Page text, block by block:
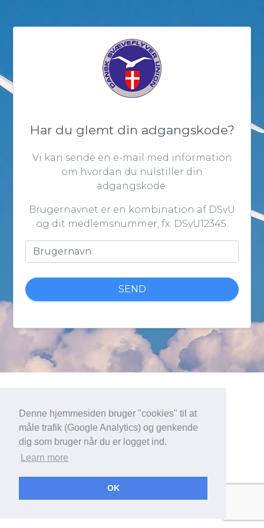
Denne hjemmesiden bruger "cookies" til at
måle trafik (Google Analytics) og genkende
dig som bruger når du er logget ind.
Learn more
OK
Har du glemt din adgangskode?
Vi kan sende en e-mail med information
om hvordan du nulstiller din
adgangskode.
Brugernavnet er en kombination af DSvU
og dit medlemsnummer, fx. DSvU12345.
SEND